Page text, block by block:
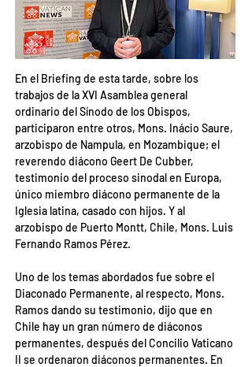
En el Briefing de esta tarde, sobre los
trabajos de la XVI Asamblea general
ordinario del Sínodo de los Obispos,
participaron entre otros, Mons. Inácio Saure,
arzobispo de Nampula, en Mozambique; el
reverendo diácono Geert De Cubber,
testimonio del proceso sinodal en Europa,
único miembro diácono permanente de la
Iglesia latina, casado con hijos. Y al
arzobispo de Puerto Montt, Chile, Mons. Luis
Fernando Ramos Pérez.
Uno de los temas abordados fue sobre el
Diaconado Permanente, al respecto, Mons.
Ramos dando su testimonio, dijo que en
Chile hay un gran número de diáconos
permanentes, después del Concilio Vaticano
II se ordenaron diáconos permanentes. En